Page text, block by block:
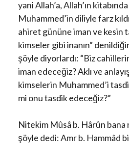
yani Allah’a, Allah’ın
Muhammed’in diliyle farz
ahiret gününe iman ve kesin
kimseler gibi inanın”
şöyle diyorlardı: “Biz
iman edeceğiz? Aklı ve
kimselerin Muhammed’i
mi onu tasdik edeceğiz?”
Nitekim Mûsâ b. Hârûn
şöyle dedi: Amr b. Hammâd